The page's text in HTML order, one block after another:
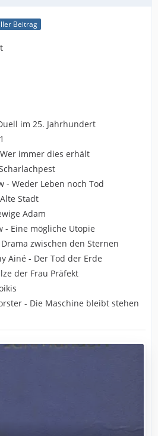
Beitrag
im 25. Jahrhundert
immer dies erhält
- Weder Leben noch Tod
Stadt
Adam
- Eine mögliche Utopie
zwischen den Sternen
Ainé - Der Tod der Erde
der Frau Präfekt
- Die Maschine bleibt stehen